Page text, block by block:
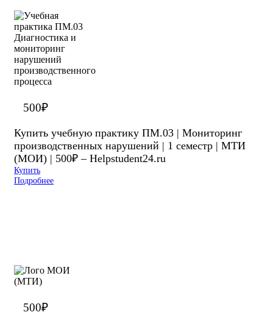
500₽
Купить учебную практику ПМ.03 | Мониторинг
производственных нарушений | 1 семестр | МТИ
(МОИ) | 500₽ – Helpstudent24.ru
Купить
Подробнее
500₽